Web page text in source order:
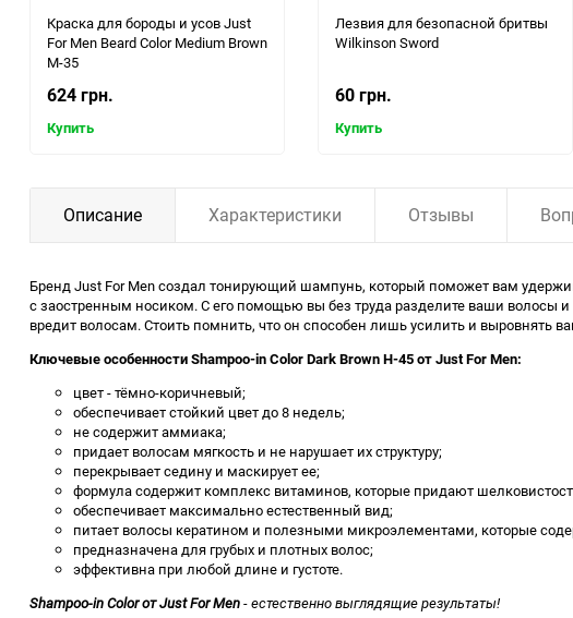
Краска для бороды и усов Just
For Men Beard Color Medium Brown
M-35
624 грн.
Купить
Лезвия для безопасной бритвы
Wilkinson Sword
60 грн.
Купить
Описание Характеристики Отзывы
Бренд Just For Men создал тонирующий шампунь, который поможет вам
с заостренным носиком. С его помощью вы без труда разделите ваши волосы
вредит волосам. Стоить помнить, что он способен лишь усилить и выровнять
Ключевые особенности Shampoo-in Color Dark Brown H-45 от Just For Men:
цвет - тёмно-коричневый;
обеспечивает стойкий цвет до 8 недель;
не содержит аммиака;
придает волосам мягкость и не нарушает их структуру;
перекрывает седину и маскирует ее;
формула содержит комплекс витаминов, которые придают
обеспечивает максимально естественный вид;
питает волосы кератином и полезными микроэлементами, которые
предназначена для грубых и плотных волос;
эффективна при любой длине и густоте.
Shampoo-in Color от Just For Men- естественно выглядящие результаты!